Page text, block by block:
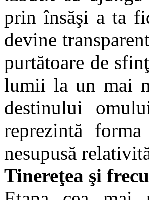
prin însăşi a ta
devine
purtătoare de
lumii la un mai
destinului
reprezintă
nesupusă
Tinereţea şi